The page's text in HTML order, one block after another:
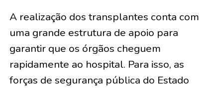
A realização dos transplantes conta com
uma grande estrutura de apoio para
garantir que os órgãos cheguem
rapidamente ao hospital. Para isso, as
forças de segurança pública do Estado